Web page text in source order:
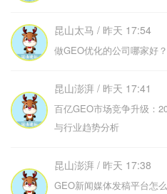
昆山太马 / 昨天 17:54
做GEO优化的公司哪家好
昆山澎湃 / 昨天 17:41
百亿GEO市场竞争升级：
与行业趋势分析
昆山澎湃 / 昨天 17:38
GEO新闻媒体发稿平台怎